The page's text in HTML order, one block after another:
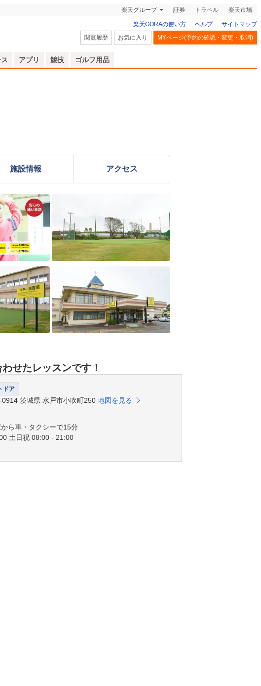
楽天グループ 証券 トラベル 楽天市場
楽天GORAの使い方 ヘルプ
サイトマップ
閲覧履歴
お気に入り MYページ(予約の確認・変更・取消)
アプリ 競技 ゴルフ用品
施設情報 アクセス
せたレッスンです！
ドア
0914 茨城県 水戸市小吹町250 地図を見る
ら車・タクシーで15分
土日祝 08:00 - 21:00